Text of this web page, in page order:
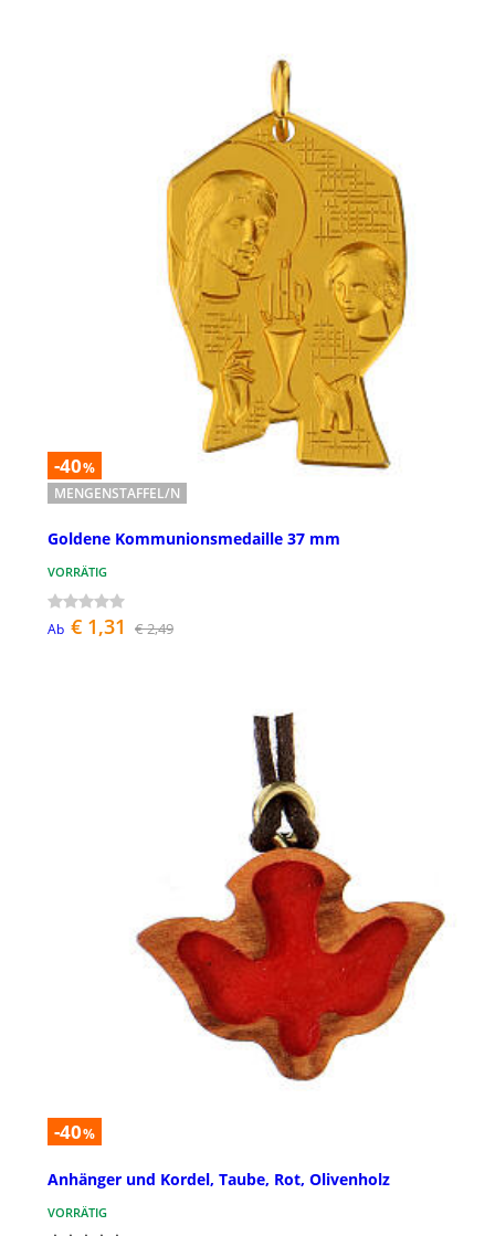
-40%
MENGENSTAFFEL/N
Goldene Kommunionsmedaille 37 mm
VORRÄTIG
Ab € 1,31 € 2,49
-40%
Anhänger und Kordel, Taube, Rot, Olivenholz
VORRÄTIG